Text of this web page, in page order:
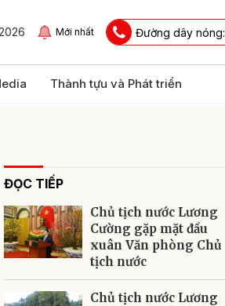
Mới nhất Đường dây nóng:
Thành tựu và Phát triển
ĐỌC TIẾP
Chủ tịch nước Lương
Cường gặp mặt đầu
xuân Văn phòng Chủ
tịch nước
Chủ tịch nước Lương
Gửi